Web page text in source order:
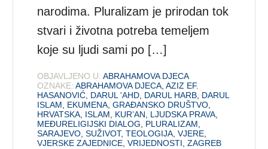
narodima. Pluralizam je prirodan tok
stvari i životna potreba temeljem
koje su ljudi sami po […]
OBJAVLJENO U: ABRAHAMOVA DJECA
OZNAKE: ABRAHAMOVA DJECA,AZIZ EF.
HASANOVIĆ, DARUL 'AHD, DARUL HARB, DARUL
ISLAM, EKUMENA,GRAĐANSKO DRUŠTVO,
HRVATSKA, ISLAM, KUR’AN, LJUDSKA PRAVA,
MEĐURELIGIJSKI DIALOG, PLURALIZAM,
SARAJEVO,SUŽIVOT,TEOLOGIJA,VJERE,
VJERSKE ZAJEDNICE,VRIJEDNOSTI,ZAGREB